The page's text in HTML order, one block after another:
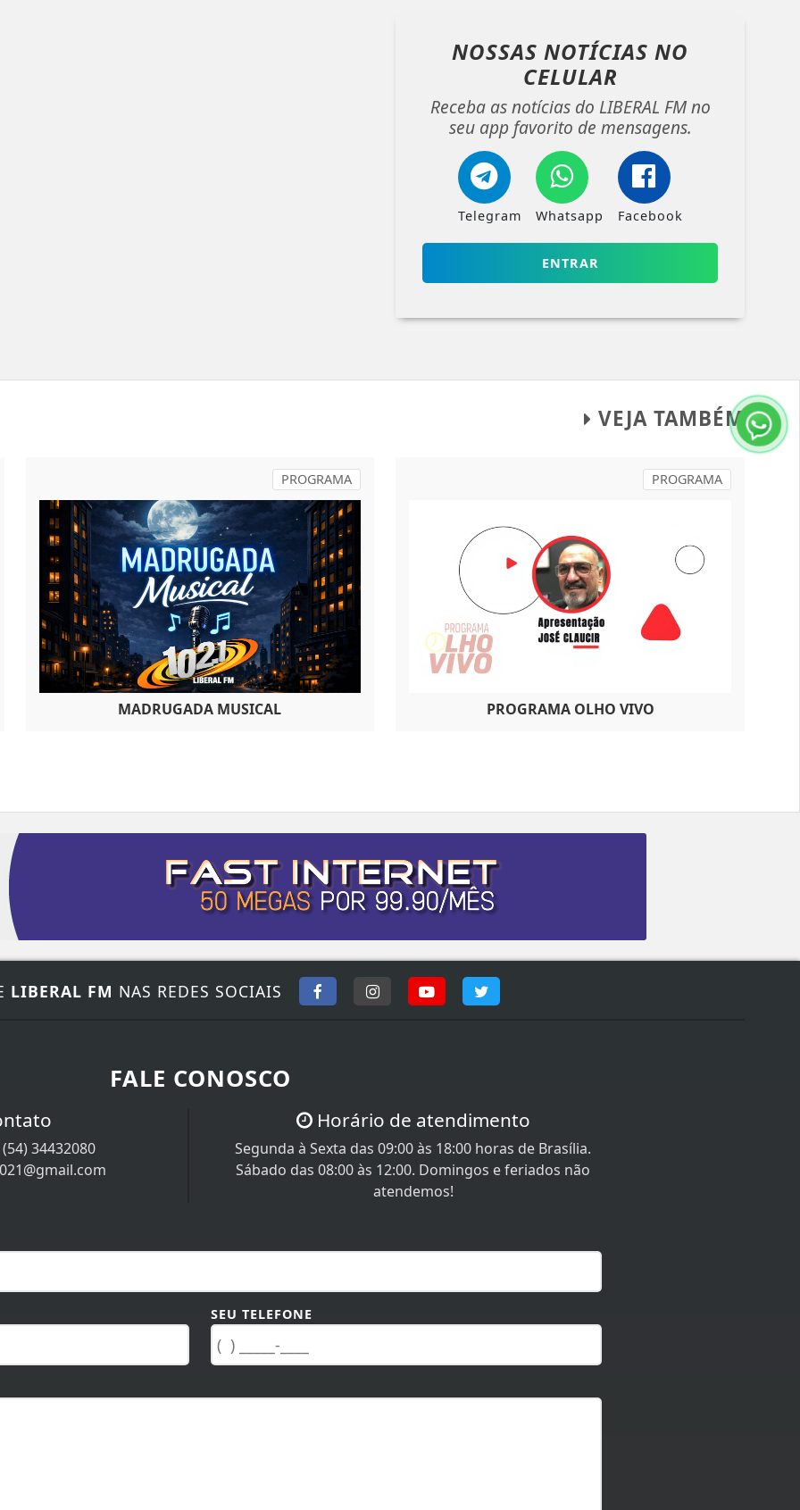
NOSSAS NOTÍCIASNO
CELULAR
Receba as notícias do LIBERAL FM no
seu app favorito de mensagens.
Telegram Whatsapp Facebook
ENTRAR
VEJA TAMBÉM
PROGRAMA
MADRUGADA MUSICAL
PROGRAMA
PROGRAMA OLHO VIVO
LIBERAL FM NAS REDES SOCIAIS
FALE CONOSCO
(54) 34432080
Horário de atendimento
Segunda à Sexta das 09:00 às 18:00 horas de Brasília.
Sábado das 08:00 às 12:00. Domingos e feriados não
atendemos!
SEU TELEFONE